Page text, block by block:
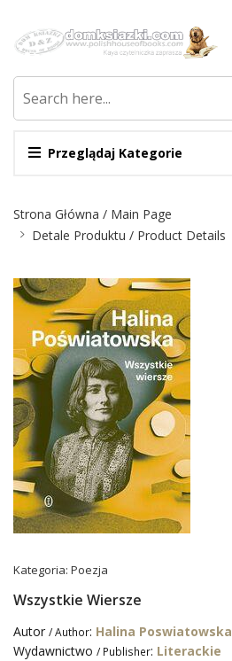
Przeglądaj Kategorie
Strona Główna / Main Page
Detale Produktu / Product Details
Kategoria: Poezja
Wszystkie Wiersze
Autor / Author: Halina Poswiatowska
Wydawnictwo / Publisher: Literackie